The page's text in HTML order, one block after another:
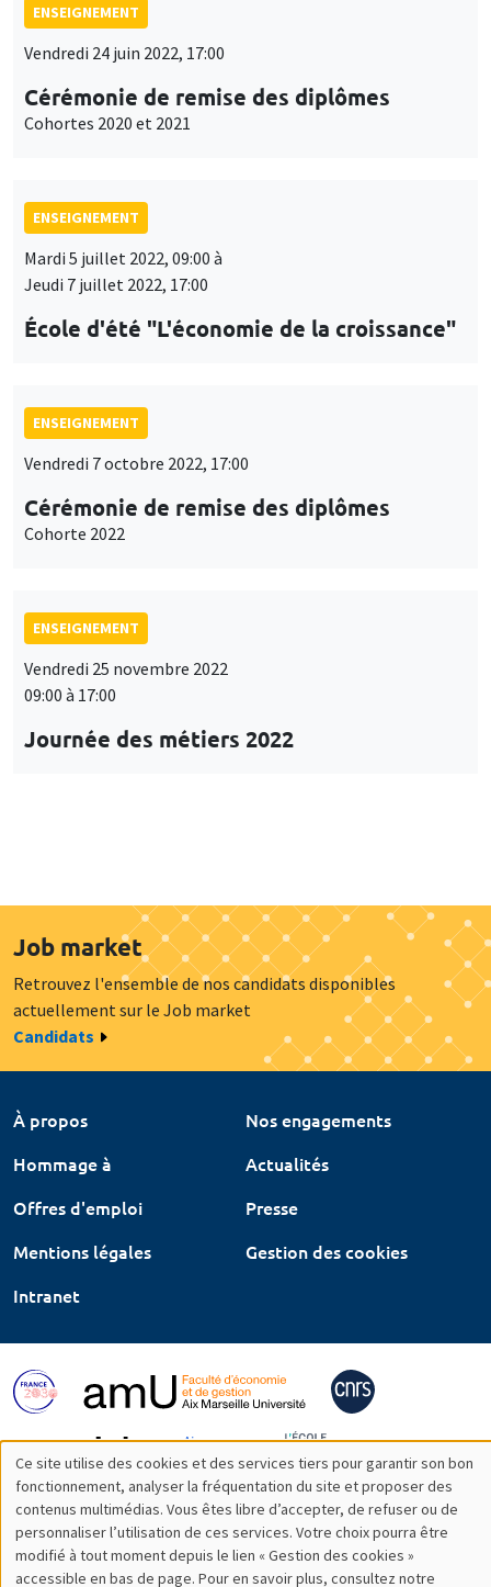
ENSEIGNEMENT
Vendredi 24 juin 2022, 17:00
Cérémonie de remise des diplômes
Cohortes 2020 et 2021
ENSEIGNEMENT
Mardi 5 juillet 2022, 09:00 à
Jeudi 7 juillet 2022, 17:00
École d'été "L'économie de la croissance"
ENSEIGNEMENT
Vendredi 7 octobre 2022, 17:00
Cérémonie de remise des diplômes
Cohorte 2022
ENSEIGNEMENT
Vendredi 25 novembre 2022
09:00 à 17:00
Journée des métiers 2022
Job market
Retrouvez l'ensemble de nos candidats disponibles
actuellement sur le Job market
Candidats
À propos
Nos engagements
Hommage à
Actualités
Offres d'emploi
Presse
Mentions légales
Gestion des cookies
Intranet
Utilisation
des
données
Ce site utilise des cookies et des services tiers pour garantir son bon
fonctionnement, analyser la fréquentation du site et proposer des
contenus multimédias. Vous êtes libre d’accepter, de refuser ou de
personnaliser l’utilisation de ces services. Votre choix pourra être
modifié à tout moment depuis le lien « Gestion des cookies »
accessible en bas de page. Pour en savoir plus, consultez notre